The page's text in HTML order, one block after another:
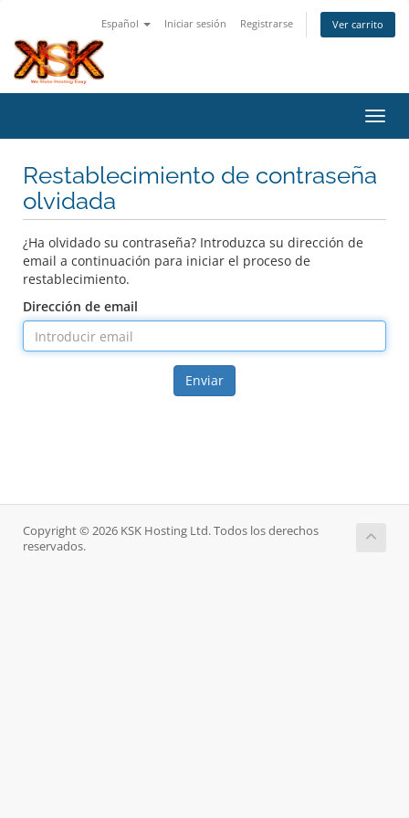
Español Iniciar sesión Registrarse Ver carrito
Restablecimiento de contraseña
olvidada
¿Ha olvidado su contraseña? Introduzca su dirección de
email a continuación para iniciar el proceso de
restablecimiento.
Dirección de email
Enviar
Copyright © 2026 KSK Hosting Ltd. Todos los derechos
reservados.